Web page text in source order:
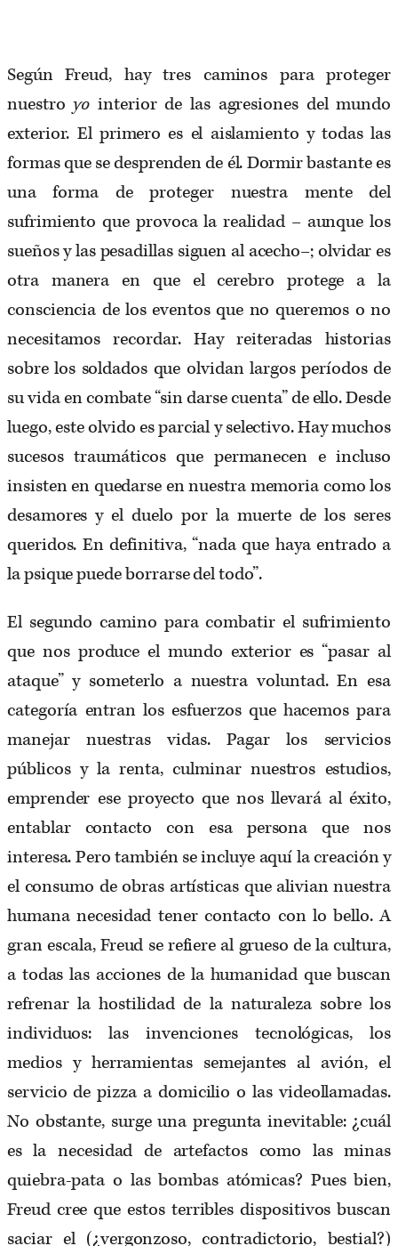
Según Freud, hay tres caminos para proteger
nuestroyo interior de las agresiones del mundo
exterior. El primero es el aislamiento y todas las
formas que se desprenden de él. Dormir bastante es
una forma de proteger nuestra mente del
sufrimiento que provoca la realidad – aunque los
sueños y las pesadillas siguen al acecho–; olvidar es
otra manera en que el cerebro protege a la
consciencia de los eventos que no queremos o no
necesitamos recordar. Hay reiteradas historias
sobre los soldados que olvidan largos períodos de
su vida en combate “sin darse cuenta” de ello. Desde
luego, este olvido es parcial y selectivo. Hay muchos
sucesos traumáticos que permanecen e incluso
insisten en quedarse en nuestra memoria como los
desamores y el duelo por la muerte de los seres
queridos. En definitiva, “nada que haya entrado a
la psique puede borrarse del todo”.
El segundo camino para combatir el sufrimiento
que nos produce el mundo exterior es “pasar al
ataque” y someterlo a nuestra voluntad. En esa
categoría entran los esfuerzos que hacemos para
manejar nuestras vidas. Pagar los servicios
públicos y la renta, culminar nuestros estudios,
emprender ese proyecto que nos llevará al éxito,
entablar contacto con esa persona que nos
interesa. Pero también se incluye aquí la creación y
el consumo de obras artísticas que alivian nuestra
humana necesidad tener contacto con lo bello. A
gran escala, Freud se refiere al grueso de la cultura,
a todas las acciones de la humanidad que buscan
refrenar la hostilidad de la naturaleza sobre los
individuos: las invenciones tecnológicas, los
medios y herramientas semejantes al avión, el
servicio de pizza a domicilio o las videollamadas.
No obstante, surge una pregunta inevitable: ¿cuál
es la necesidad de artefactos como las minas
quiebra-pata o las bombas atómicas? Pues bien,
Freud cree que estos terribles dispositivos buscan
saciar el (¿vergonzoso, contradictorio, bestial?)